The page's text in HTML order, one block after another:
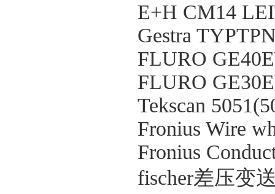
E+H CM14
Gestra
FLURO
FLURO
Tekscan
Fronius Wire
Fronius
fischer差压变